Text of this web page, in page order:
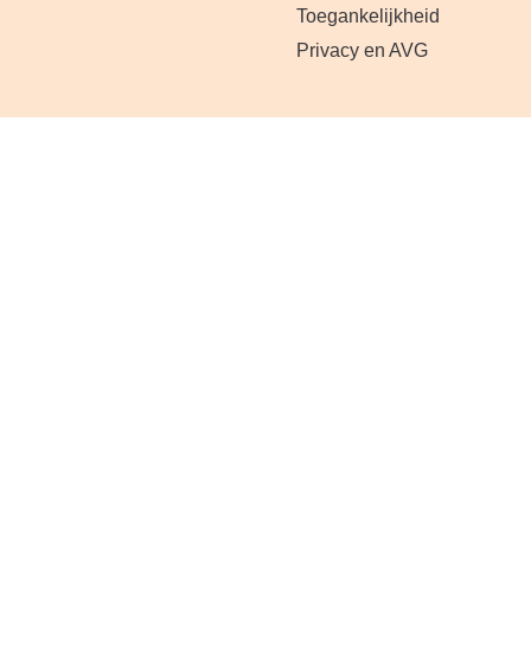
Toegankelijkheid
Privacy en AVG